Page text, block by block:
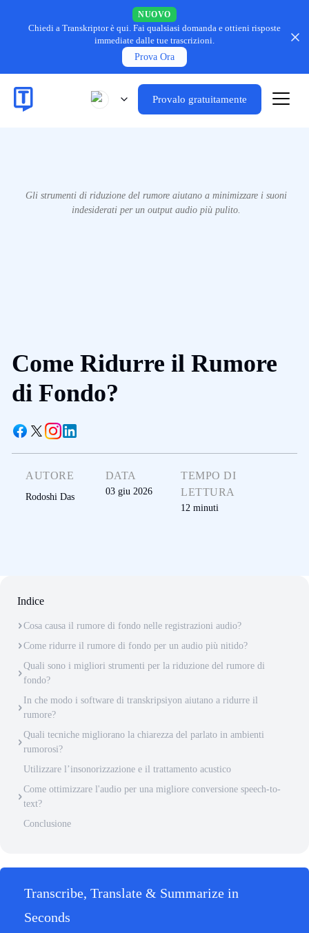
NUOVO
Chiedi a Transkriptor è qui. Fai qualsiasi domanda e ottieni risposte
immediate dalle tue trascrizioni.
Prova Ora
Provalo gratuitamente
Gli strumenti di riduzione del rumore aiutano a minimizzare i suoni
indesiderati per un output audio più pulito.
Come Ridurre il Rumore
di Fondo?
AUTORE
Rodoshi Das
DATA
03 giu 2026
TEMPO DI
LETTURA
12 minuti
Indice
Cosa causa il rumore di fondo nelle registrazioni audio?
Come ridurre il rumore di fondo per un audio più nitido?
Quali sono i migliori strumenti per la riduzione del rumore di
fondo?
In che modo i software di transkripsiyon aiutano a ridurre il
rumore?
Quali tecniche migliorano la chiarezza del parlato in ambienti
rumorosi?
Utilizzare l’insonorizzazione e il trattamento acustico
Come ottimizzare l'audio per una migliore conversione speech-to-
text?
Conclusione
Transcribe, Translate & Summarize in
Seconds